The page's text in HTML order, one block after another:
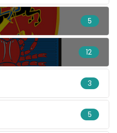
5
12
3
5